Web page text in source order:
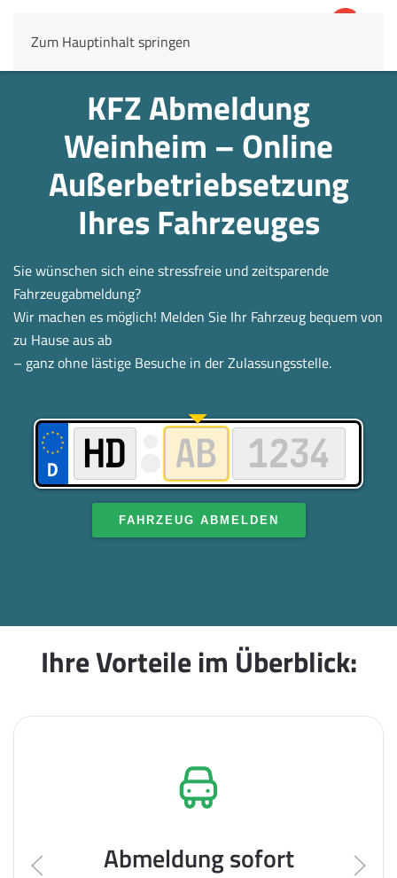
Zum Hauptinhalt springen
KFZ Abmeldung
Weinheim – Online
Außerbetrieb­setzung
Ihres Fahrzeuges
Sie wünschen sich eine stressfreie und zeitsparende
Fahrzeugabmeldung?
Wir machen es möglich! Melden Sie Ihr Fahrzeug bequem von
zu Hause aus ab
– ganz ohne lästige Besuche in der Zulassungsstelle.
FAHRZEUG ABMELDEN
Ihre Vorteile im Überblick:
Abmeldung sofort